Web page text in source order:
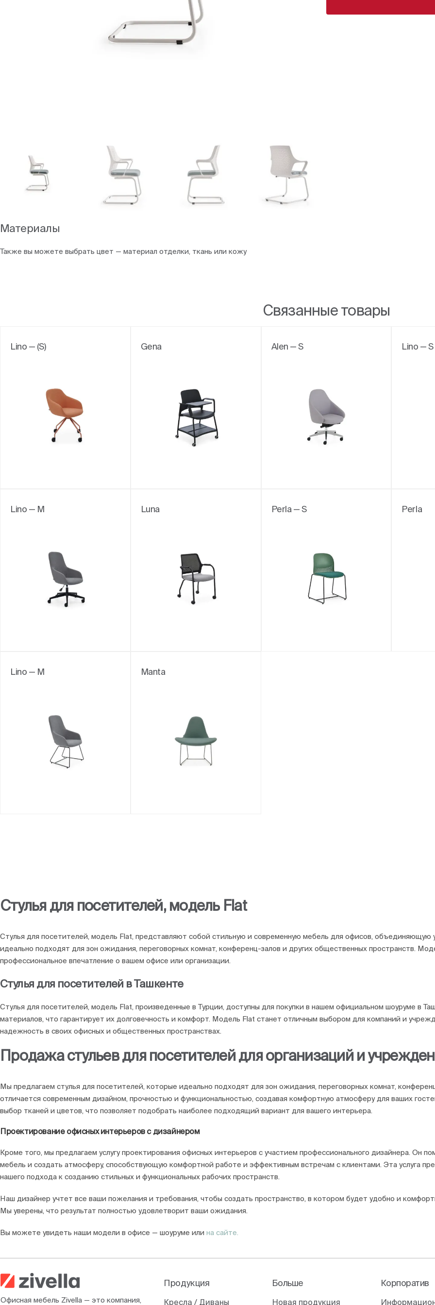
Материалы
Также вы можете выбрать цвет — материал отделки, ткань или кожу
Связанные товары
Lino — (S) Gena Alen — S Lino —
Lino — M Luna Perla — S Perla
Lino — M Manta
Стулья для посетителей, модель Flat
Стулья для посетителей, модель Flat, представляют собой стильную и современную мебель для офисов, объединяющую
идеально подходят для зон ожидания, переговорных комнат, конференц-залов и других общественных пространств.
профессиональное впечатление о вашем офисе или организации.
Стулья для посетителей в Ташкенте
Стулья для посетителей, модель Flat, произведенные в Турции, доступны для покупки в нашем официальном шоуруме в
материалов, что гарантирует их долговечность и комфорт. Модель Flat станет отличным выбором для компаний и
надежность в своих офисных и общественных пространствах.
Продажа стульев для посетителей для организаций и
Мы предлагаем стулья для посетителей, которые идеально подходят для зон ожидания, переговорных комнат,
отличается современным дизайном, прочностью и функциональностью, создавая комфортную атмосферу для ваших
выбор тканей и цветов, что позволяет подобрать наиболее подходящий вариант для вашего интерьера.
Проектирование офисных интерьеров с дизайнером
Кроме того, мы предлагаем услугу проектирования офисных интерьеров с участием профессионального дизайнера. Он
мебель и создать атмосферу, способствующую комфортной работе и эффективным встречам с клиентами. Эта услуга
нашего подхода к созданию стильных и функциональных рабочих пространств.
Наш дизайнер учтет все ваши пожелания и требования, чтобы создать пространство, в котором будет удобно и
Мы уверены, что результат полностью удовлетворит ваши ожидания.
Вы можете увидеть наши модели в офисе — шоуруме или на сайте.
Офисная мебель Zivella — это компания,
Продукция
Кресла / Диваны
Больше
Новая продукция
Корпоратив